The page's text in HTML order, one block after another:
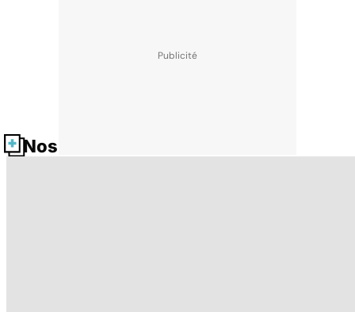
Nos fiches santé